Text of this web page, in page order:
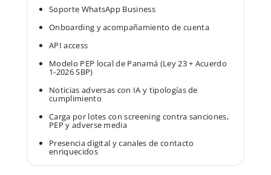
Soporte WhatsApp Business
Onboarding y acompañamiento de cuenta
API access
Modelo PEP local de Panamá (Ley 23 + Acuerdo
1-2026 SBP)
Noticias adversas con IA y tipologías de
cumplimiento
Carga por lotes con screening contra sanciones,
PEP y adverse media
Presencia digital y canales de contacto
enriquecidos